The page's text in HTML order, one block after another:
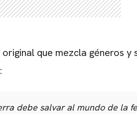
que mezcla géneros y
debe salvar al mundo de la